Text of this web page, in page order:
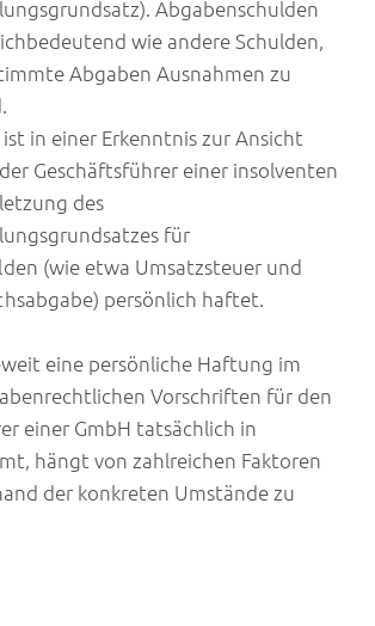
Abgabenschulden
wie andere Schulden,
Abgaben Ausnahmen zu
ist in einer Erkenntnis zur Ansicht
Geschäftsführer einer insolventen
des
für
(wie etwa Umsatzsteuer und
persönlich haftet.
eine persönliche Haftung im
Vorschriften für den
einer GmbH tatsächlich in
hängt von zahlreichen Faktoren
der konkreten Umstände zu